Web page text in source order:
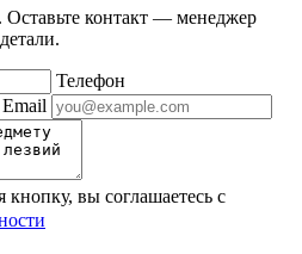
контакт — менеджер
Телефон
Email
вы соглашаетесь с